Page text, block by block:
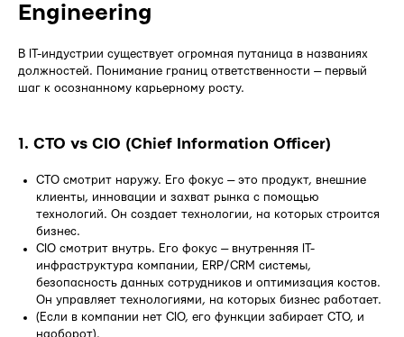
Engineering
В IT-индустрии существует огромная путаница в названиях
должностей. Понимание границ ответственности — первый
шаг к осознанному карьерному росту.
1. CTO vs CIO (Chief Information Officer)
CTO смотрит наружу. Его фокус — это продукт, внешние
клиенты, инновации и захват рынка с помощью
технологий. Он создает технологии, на которых строится
бизнес.
CIO смотрит внутрь. Его фокус — внутренняя IT-
инфраструктура компании, ERP/CRM системы,
безопасность данных сотрудников и оптимизация костов.
Он управляет технологиями, на которых бизнес работает.
(Если в компании нет CIO, его функции забирает CTO, и
наоборот).